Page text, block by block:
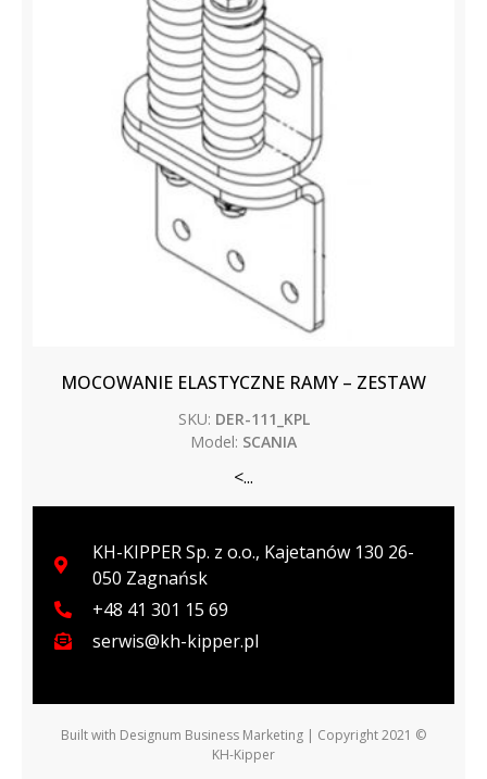
MOCOWANIE ELASTYCZNE RAMY – ZESTAW
SKU: DER-111_KPL
Model: SCANIA
<...
KH-KIPPER Sp. z o.o., Kajetanów 130 26-
050 Zagnańsk
+48 41 301 15 69
serwis@kh-kipper.pl
Built with Designum Business Marketing | Copyright 2021 ©
KH-Kipper